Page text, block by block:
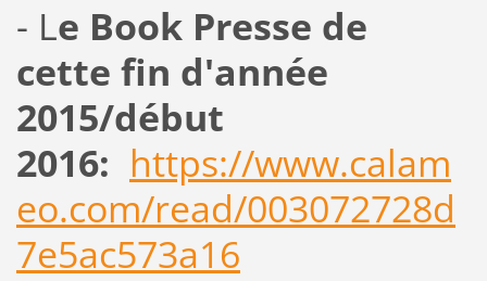
- Le Book Presse de
cette fin d'année
2015/début
2016: https://www.calam
eo.com/read/003072728d
7e5ac573a16